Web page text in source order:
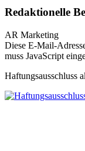
Redaktionelle
AR Marketing
Diese E-Mail-
muss JavaScript
Haftungsausschluss